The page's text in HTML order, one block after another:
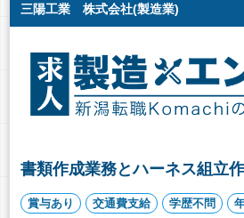
三陽工業 株式会社(製造業)
書類作成業務とハーネス組立
賞与あり 交通費支給 学歴不問